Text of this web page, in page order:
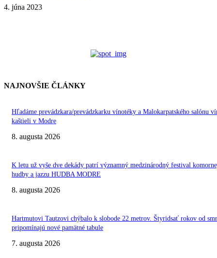
4. júna 2023
NAJNOVŠIE ČLÁNKY
Hľadáme prevádzkara/prevádzkarku vínotéky a Malokarpatského salónu
kaštieli v Modre
8. augusta 2026
K letu už vyše dve dekády patrí významný medzinárodný festival
hudby a jazzu HUDBA MODRE
8. augusta 2026
Hartmutovi Tautzovi chýbalo k slobode 22 metrov. Štyridsať rokov od
pripomínajú nové pamätné tabule
7. augusta 2026